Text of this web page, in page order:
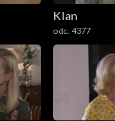
Klan
odc. 4377